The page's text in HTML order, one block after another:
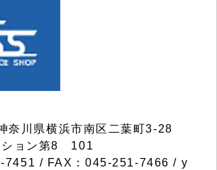
川県横浜市南区二葉町3-28
ション第8 101
7451 / FAX：045-251-7466 / y